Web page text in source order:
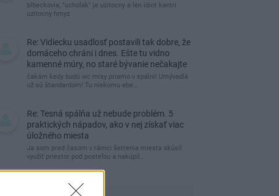
blbeckovia, "ucholak" je uzitocny a len idiot kantri
uzitocny hmyz
Re: Vidiecku usadlosť postavili tak dobre, že
domáceho chráni i dnes. Ešte tu vidno
kamenné múry, no staré bývanie nečakajte
čakám kedy budú wc misy priamo v spálni! Umývadlá
už sú štandardom! Tu niekomu ebe…
Re: Tesná spálňa už nebude problém. 5
praktických nápadov, ako v nej získať viac
úložného miesta
Ja som pred časom v rámci šetrenia miesta skúsil
využiť priestor pod posteľou a nakúpil…